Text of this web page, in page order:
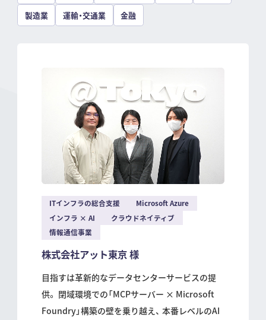
製造業
運輸・交通業 金融
ITインフラの総合支援
Microsoft Azure
インフラ × AI
クラウドネイティブ
情報通信事業
株式会社アット東京 様
目指すは革新的なデータセンターサービスの提
供。 閉域環境での「MCPサーバー × Microsoft
Foundry」構築の壁を乗り越え、 本番レベルのAI